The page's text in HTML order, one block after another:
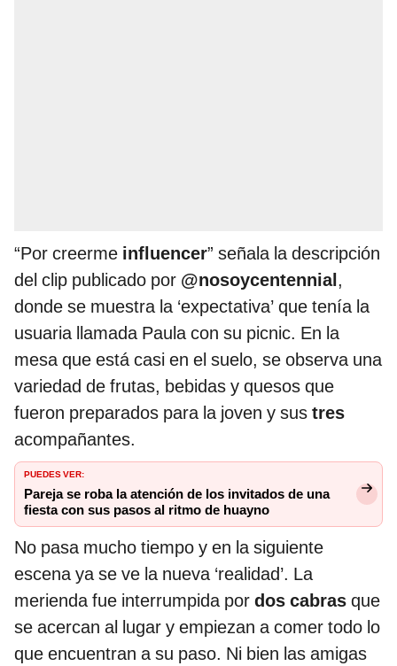
“Por creerme influencer” señala la descripción
del clip publicado por @nosoycentennial,
donde se muestra la ‘expectativa’ que tenía la
usuaria llamada Paula con su picnic. En la
mesa que está casi en el suelo, se observa una
variedad de frutas, bebidas y quesos que
fueron preparados para la joven y sus tres
acompañantes.
PUEDES VER:
Pareja se roba la atención de los invitados de una
fiesta con sus pasos al ritmo de huayno
No pasa mucho tiempo y en la siguiente
escena ya se ve la nueva ‘realidad’. La
merienda fue interrumpida por dos cabras que
se acercan al lugar y empiezan a comer todo lo
que encuentran a su paso. Ni bien las amigas